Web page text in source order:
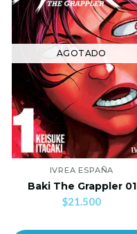
AGOTADO
IVREA ESPAÑA
Baki The Grappler 01
$21.500